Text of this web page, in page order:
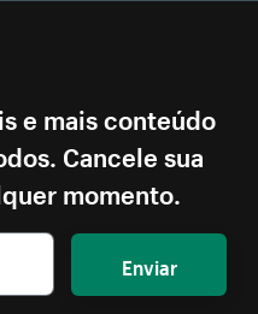
e mais conteúdo
Cancele sua
momento.
Enviar